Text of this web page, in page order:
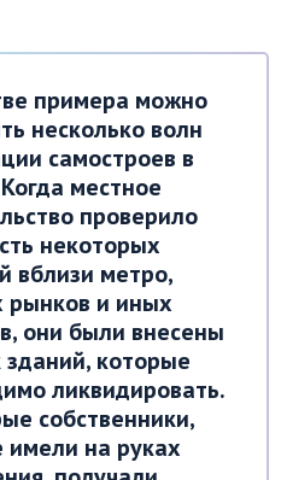
примера можно
несколько волн
самостроев в
местное
проверило
некоторых
вблизи метро,
рынков и иных
они были внесены
зданий, которые
ликвидировать.
собственники,
имели на руках